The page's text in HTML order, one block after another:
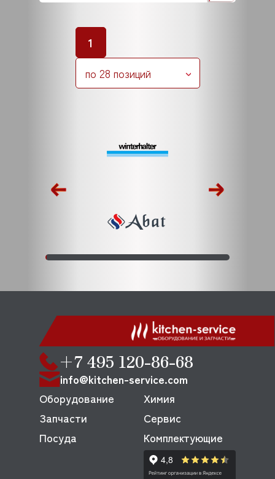
1
по 28 позиций
+7 495 120-86-68
info@kitchen-service.com
Оборудование
Запчасти
Посуда
Химия
Сервис
Комплектующие